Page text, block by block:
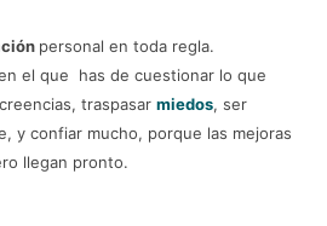
personal en toda regla.
el que has de cuestionar lo que
traspasarmiedos, ser
y confiar mucho, porque las mejoras
llegan pronto.